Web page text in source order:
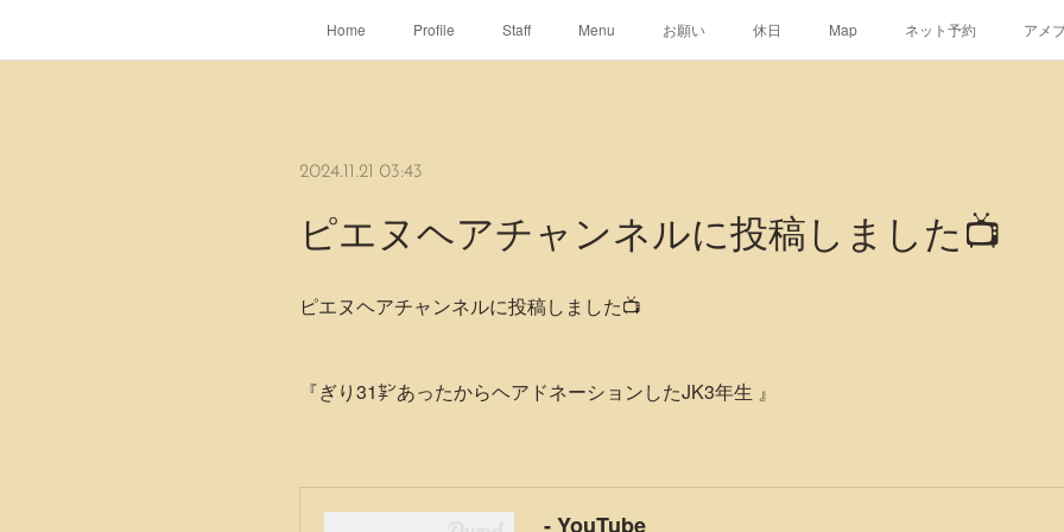
Home Profile Staff Menu お願い 休日 Map ネット予約 アメ
2024.11.21 03:43
ピエヌヘアチャンネルに投稿しました📺
ピエヌヘアチャンネルに投稿しました📺
『ぎり31㌢あったからヘアドネーションしたJK3年生 』
- YouTube